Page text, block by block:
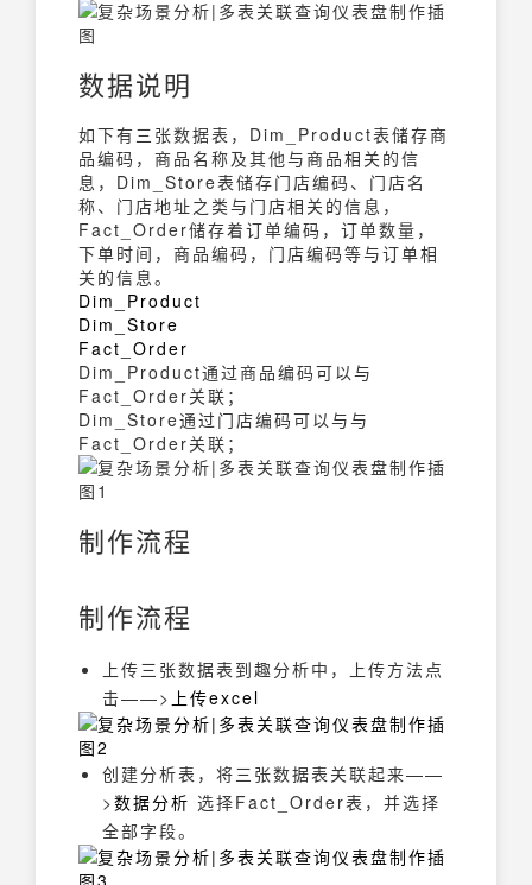
数据说明
如下有三张数据表，Dim_Product表储存商
品编码，商品名称及其他与商品相关的信
息，Dim_Store表储存门店编码、门店名
称、门店地址之类与门店相关的信息，
Fact_Order储存着订单编码，订单数量，
下单时间，商品编码，门店编码等与订单相
关的信息。
Dim_Product
Dim_Store
Fact_Order
Dim_Product通过商品编码可以与
Fact_Order关联；
Dim_Store通过门店编码可以与与
Fact_Order关联；
制作流程
制作流程
上传三张数据表到趣分析中，上传方法点
击——> 上传excel
创建分析表，将三张数据表关联起来——
>数据分析 选择Fact_Order表，并选择
全部字段。